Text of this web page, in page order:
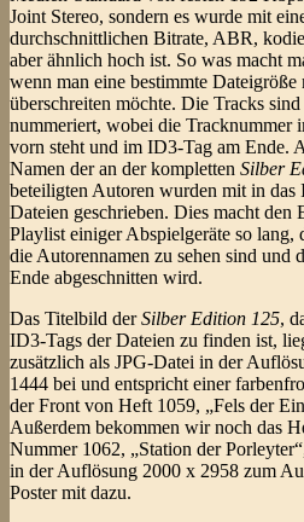
Joint Stereo, sondern es wurde mit
durchschnittlichen Bitrate, ABR,
aber ähnlich hoch ist. So was macht
wenn man eine bestimmte Dateigröße
überschreiten möchte. Die Tracks
nummeriert, wobei die Tracknummer
vorn steht und im ID3-Tag am Ende.
Namen der an der kompletten Silber
beteiligten Autoren wurden mit in das
Dateien geschrieben. Dies macht den
Playlist einiger Abspielgeräte so lang,
die Autorennamen zu sehen sind und
Ende abgeschnitten wird.
Das Titelbild derSilber Edition 125,
ID3-Tags der Dateien zu finden ist,
zusätzlich als JPG-Datei in der
1444 bei und entspricht einer
der Front von Heft 1059, „Fels der
Außerdem bekommen wir noch das
Nummer 1062, „Station der
in der Auflösung 2000 x 2958 zum
Poster mit dazu.